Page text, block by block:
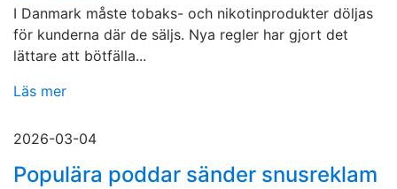
I Danmark måste tobaks- och nikotinprodukter döljas
för kunderna där de säljs. Nya regler har gjort det
lättare att bötfälla...
Läs mer
2026-03-04
Populära poddar sänder snusreklam